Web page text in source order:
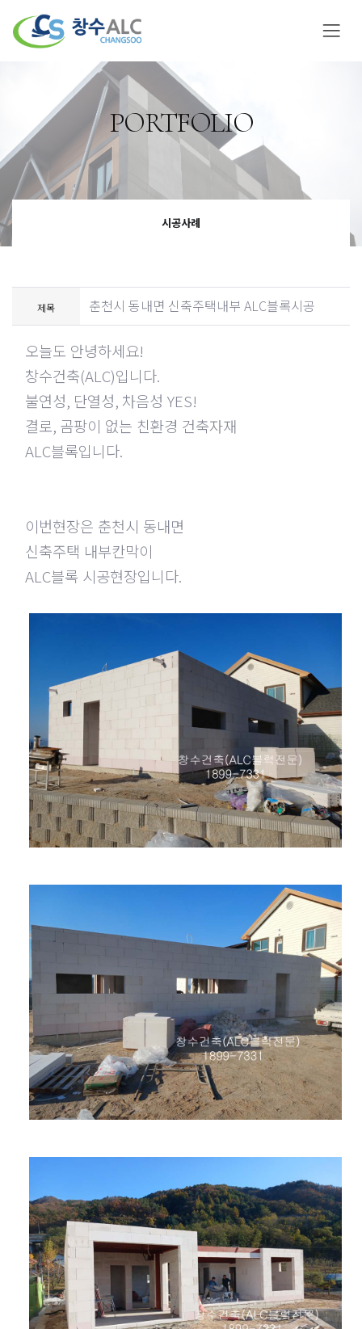
PORTFOLIO
시공사례
제목 춘천시 동내면 신축주택내부 ALC블록시공
오늘도 안녕하세요!
창수건축(ALC)입니다.
불연성, 단열성, 차음성 YES!
결로, 곰팡이 없는 친환경 건축자재
ALC블록입니다.
이번현장은 춘천시 동내면
신축주택 내부칸막이
ALC블록 시공현장입니다.